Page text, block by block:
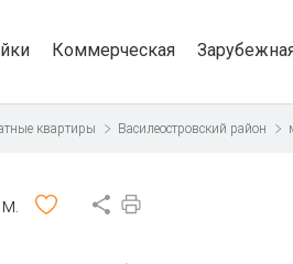
Коммерческая
квартиры Василеостровский район